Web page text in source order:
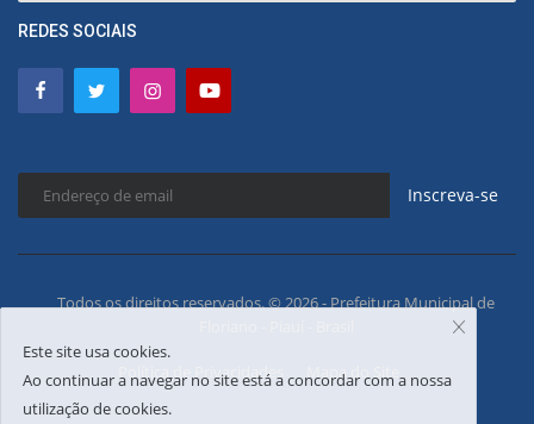
REDES SOCIAIS
Inscreva-se
Todos os direitos reservados. © 2026 - Prefeitura Municipal de
Política de Privacidades Mapa do Site
Este site usa cookies.
Ao continuar a navegar no site está a concordar com a nossa
utilização de cookies.